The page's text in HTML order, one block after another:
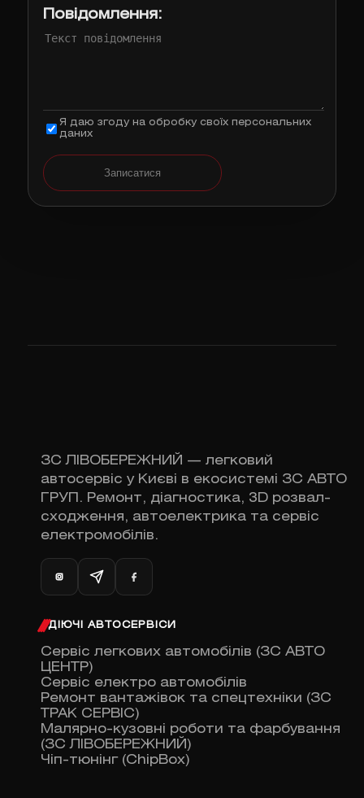
Повідомлення:
Я даю згоду на обробку своїх персональних
даних
Записатися
ЗС ЛІВОБЕРЕЖНИЙ — легковий
автосервіс у Києві в екосистемі ЗС АВТО
ГРУП. Ремонт, діагностика, 3D розвал-
сходження, автоелектрика та сервіс
електромобілів.
ДІЮЧІ АВТОСЕРВІСИ
Сервіс легкових автомобілів (ЗС АВТО
ЦЕНТР)
Сервіс електро автомобілів
Ремонт вантажівок та спецтехніки (ЗС
ТРАК СЕРВІС)
Малярно-кузовні роботи та фарбування
(ЗС ЛІВОБЕРЕЖНИЙ)
Чіп-тюнінг (ChipBox)